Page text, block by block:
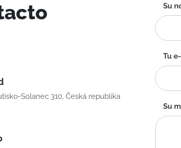
Solanec 310, Česká republika
de
contacto
-
Su
Tu
Su